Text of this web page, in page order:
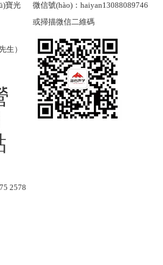
寶光
生）
2578
微信號(hào)：haiyan13088089746
或掃描微信二維碼